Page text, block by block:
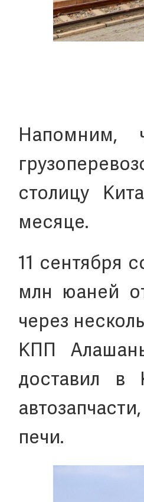
Напомним,
столицу
месяце.
11 сентября
млн юаней
через
КПП
доставил в
печи.